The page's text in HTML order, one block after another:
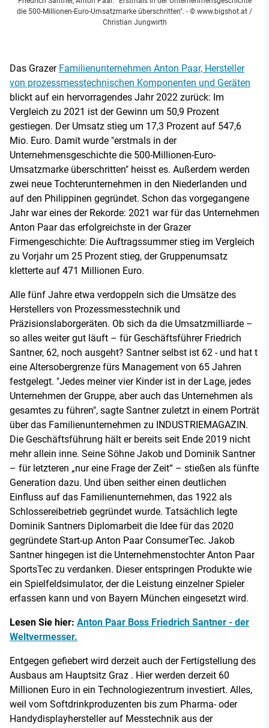
die 500-Millionen-Euro-Umsatzmarke überschritten". - © www.bigshot.at /
Christian Jungwirth
Das Grazer Familienunternehmen Anton Paar, Hersteller
von prozessmesstechnischen Komponenten und Geräten
blickt auf ein hervorragendes Jahr 2022 zurück: Im
Vergleich zu 2021 ist der Gewinn um 50,9 Prozent
gestiegen. Der Umsatz stieg um 17,3 Prozent auf 547,6
Mio. Euro. Damit wurde "erstmals in der
Unternehmensgeschichte die 500-Millionen-Euro-
Umsatzmarke überschritten" heisst es. Außerdem werden
zwei neue Tochterunternehmen in den Niederlanden und
auf den Philippinen gegründet. Schon das vorgegangene
Jahr war eines der Rekorde: 2021 war für das Unternehmen
Anton Paar das erfolgreichste in der Grazer
Firmengeschichte: Die Auftragssummer stieg im Vergleich
zu Vorjahr um 25 Prozent stieg, der Gruppenumsatz
kletterte auf 471 Millionen Euro.
Alle fünf Jahre etwa verdoppeln sich die Umsätze des
Herstellers von Prozessmesstechnik und
Präzisionslaborgeräten. Ob sich da die Umsatzmilliarde –
so alles weiter gut läuft – für Geschäftsführer Friedrich
Santner, 62, noch ausgeht? Santner selbst ist 62 - und hat t
eine Altersobergrenze fürs Management von 65 Jahren
festgelegt. "Jedes meiner vier Kinder ist in der Lage, jedes
Unternehmen der Gruppe, aber auch das Unternehmen als
gesamtes zu führen", sagte Santner zuletzt in einem Porträt
über das Familienunternehmen zu INDUSTRIEMAGAZIN.
Die Geschäftsführung hält er bereits seit Ende 2019 nicht
mehr allein inne. Seine Söhne Jakob und Dominik Santner
– für letzteren „nur eine Frage der Zeit“ – stießen als fünfte
Generation dazu. Und üben seither einen deutlichen
Einfluss auf das Familienunternehmen, das 1922 als
Schlossereibetrieb gegründet wurde. Tatsächlich legte
Dominik Santners Diplomarbeit die Idee für das 2020
gegründete Start-up Anton Paar ConsumerTec. Jakob
Santner hingegen ist die Unternehmenstochter Anton Paar
SportsTec zu verdanken. Dieser entspringen Produkte wie
ein Spielfeldsimulator, der die Leistung einzelner Spieler
erfassen kann und von Bayern München eingesetzt wird.
Lesen Sie hier: Anton Paar Boss Friedrich Santner - der
Weltvermesser.
Entgegen gefiebert wird derzeit auch der Fertigstellung des
Ausbaus am Hauptsitz Graz . Hier werden derzeit 60
Millionen Euro in ein Technologiezentrum investiert. Alles,
weil vom Softdrinkproduzenten bis zum Pharma- oder
Handydisplayhersteller auf Messtechnik aus der